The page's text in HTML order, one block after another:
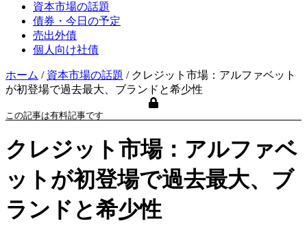
資本市場の話題
債券・今日の予定
売出外債
個人向け社債
ホーム / 資本市場の話題 / クレジット市場：アルファベット
が初登場で過去最大、ブランドと希少性
この記事は有料記事です
クレジット市場：アルファベ
ットが初登場で過去最大、ブ
ランドと希少性